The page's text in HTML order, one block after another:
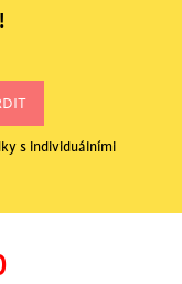
s individuálními